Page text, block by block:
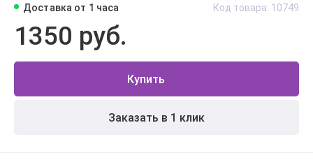
Доставка от 1 часа Код товара: 10749
1350 руб.
Купить
Заказать в 1 клик